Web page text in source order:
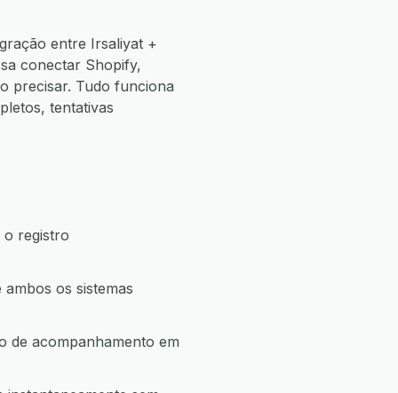
entre Irsaliyat +
conectar Shopify,
precisar. Tudo funciona
tentativas
registro
os sistemas
de acompanhamento em